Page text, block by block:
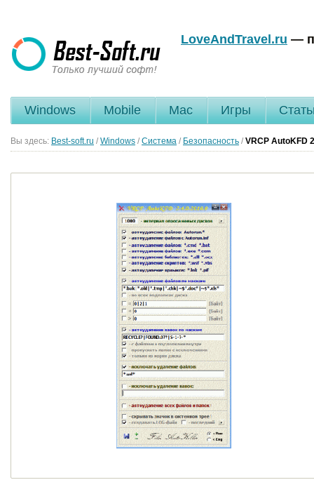
LoveAndTravel.ru —
Windows Mobile Mac Игры
Вы здесь: Best-soft.ru / Windows / Система / Безопасность / VRCP AutoKFD